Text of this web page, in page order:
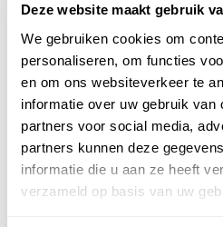
Deze website maakt gebruik
We gebruiken cookies om
personaliseren, om functies
en om ons websiteverkeer te
informatie over uw gebruik van
partners voor social media,
partners kunnen deze
informatie die u aan ze heeft
verzameld op basis van uw
uitlichten, want dit is een
natuurliefhebber eens
, land van Pura Vida,
in de jungle. Als het jouw
komen met een luiaard of
jouw bestemming.